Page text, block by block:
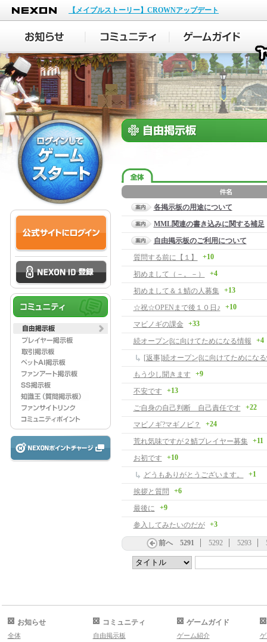
NEXON
【メイプルストーリー】CROWNアップデート
各掲示板の用途について
MML関連の書き込みに関する補足
自由掲示板のご利用について
質問する前に【１】
+10
初めまして（－。－） +4
初めまして＆１鯖の人募集 +13
☆祝☆OPENまで後１０日♪ +10
マビノギの課金 +33
続オープンβに向けてためになる情報 +4
[返事]続オープンβに向けてためにな
もう少し聞きます
+9
不安です +13
ご自身の自己判断 自己責任です +22
マビノギ?マギノビ？ +24
荒れ気味ですが２鯖プレイヤー募集 +11
お初です +10
どうもありがとうございます。 +1
挨拶と質問 +6
最後に +9
参入してみたいのだが +3
前へ 5291 5292 5293
お知らせ
全体
コミュニティ
自由掲示板
ゲームガイド
ゲーム紹介